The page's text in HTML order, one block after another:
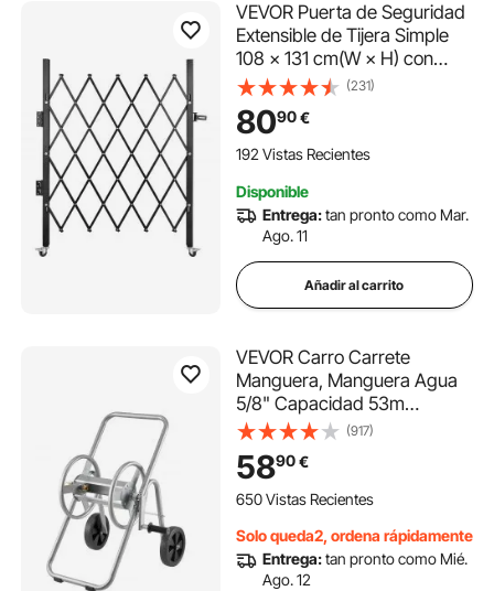
VEVOR Puerta de Seguridad
Extensible de Tijera Simple
108 × 131 cm(W × H) con
Cerradura y Candado, de
Acero Macizo, con Ruedas
Giratorias de 360°, para
Entrada, Garaje, Almacén,
(231)
8090€
192 Vistas Recientes
Disponible
Entrega:tan pronto como Mar.
Ago. 11
Añadir al carrito
VEVOR Carro Carrete
Manguera, Manguera Agua
5/8" Capacidad 53m
(Manguera No Incluida),
Herramientas Móviles con
Ruedas, Plantación Exterior
Acero Recubierto en Polvo
(917)
5890€
650 Vistas Recientes
Solo queda2, ordena rápidamente
Entrega:tan pronto como Mié.
Ago. 12